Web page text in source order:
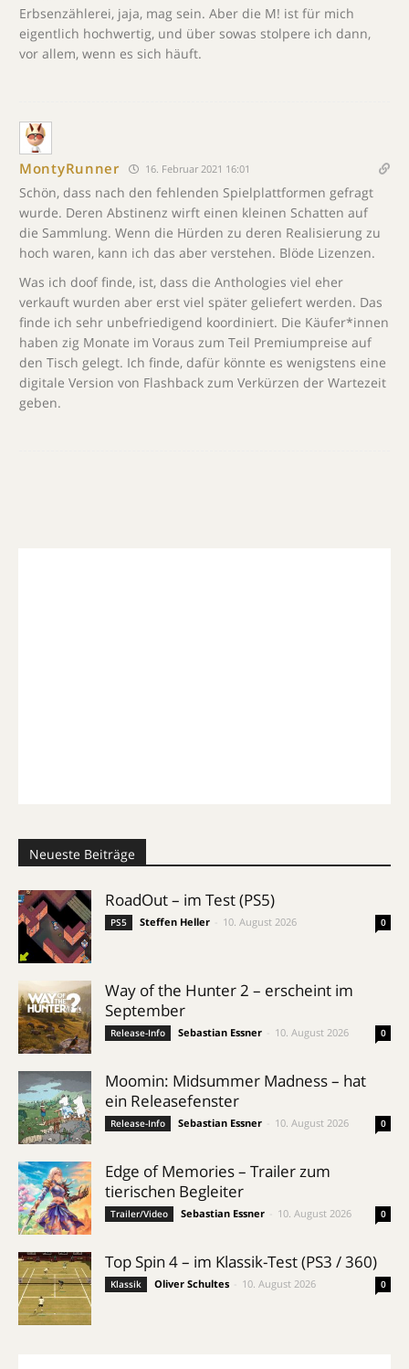
Erbsenzählerei, jaja, mag sein. Aber die M! ist für mich
eigentlich hochwertig, und über sowas stolpere ich dann,
vor allem, wenn es sich häuft.
MontyRunner 16. Februar 2021 16:01
Schön, dass nach den fehlenden Spielplattformen gefragt
wurde. Deren Abstinenz wirft einen kleinen Schatten auf
die Sammlung. Wenn die Hürden zu deren Realisierung zu
hoch waren, kann ich das aber verstehen. Blöde Lizenzen.
Was ich doof finde, ist, dass die Anthologies viel eher
verkauft wurden aber erst viel später geliefert werden. Das
finde ich sehr unbefriedigend koordiniert. Die Käufer*innen
haben zig Monate im Voraus zum Teil Premiumpreise auf
den Tisch gelegt. Ich finde, dafür könnte es wenigstens eine
digitale Version von Flashback zum Verkürzen der Wartezeit
geben.
Neueste Beiträge
RoadOut – im Test (PS5)
PS5 Steffen Heller 10. August 2026 0
Way of the Hunter 2 – erscheint im
September
Release-Info Sebastian Essner 10. August 2026 0
Moomin: Midsummer Madness – hat
ein Releasefenster
Release-Info Sebastian Essner 10. August 2026 0
Edge of Memories – Trailer zum
tierischen Begleiter
Trailer/Video Sebastian Essner 10. August 2026 0
Top Spin 4 – im Klassik-Test (PS3 / 360)
Klassik Oliver Schultes 10. August 2026 0